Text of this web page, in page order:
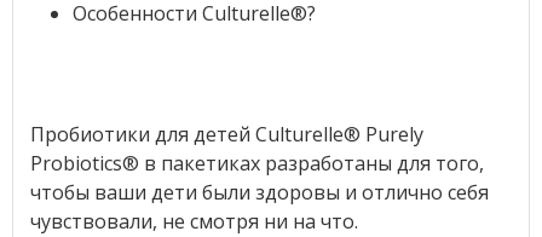
Особенности Culturelle®?
Пробиотики для детей Culturelle® Purely
Probiotics® в пакетиках разработаны для того,
чтобы ваши дети были здоровы и отлично себя
чувствовали, не смотря ни на что.